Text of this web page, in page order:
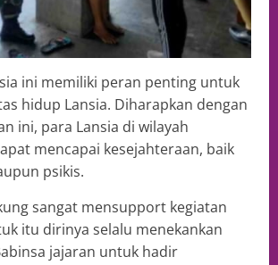
ini memiliki peran penting untuk
hidup Lansia. Diharapkan dengan
ini, para Lansia di wilayah
mencapai kesejahteraan, baik
psikis.
sangat mensupport kegiatan
itu dirinya selalu menekankan
jajaran untuk hadir